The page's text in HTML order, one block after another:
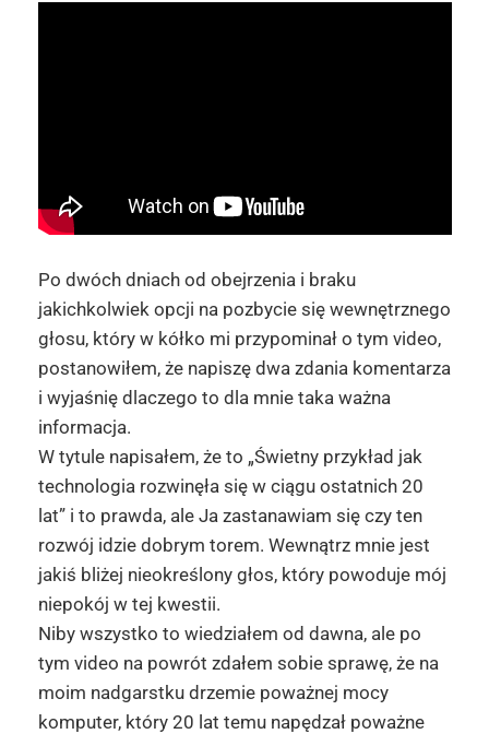
Po dwóch dniach od obejrzenia i braku
jakichkolwiek opcji na pozbycie się wewnętrznego
głosu, który w kółko mi przypominał o tym video,
postanowiłem, że napiszę dwa zdania komentarza
i wyjaśnię dlaczego to dla mnie taka ważna
informacja.
W tytule napisałem, że to „Świetny przykład jak
technologia rozwinęła się w ciągu ostatnich 20
lat” i to prawda, ale Ja zastanawiam się czy ten
rozwój idzie dobrym torem. Wewnątrz mnie jest
jakiś bliżej nieokreślony głos, który powoduje mój
niepokój w tej kwestii.
Niby wszystko to wiedziałem od dawna, ale po
tym video na powrót zdałem sobie sprawę, że na
moim nadgarstku drzemie poważnej mocy
komputer, który 20 lat temu napędzał poważne